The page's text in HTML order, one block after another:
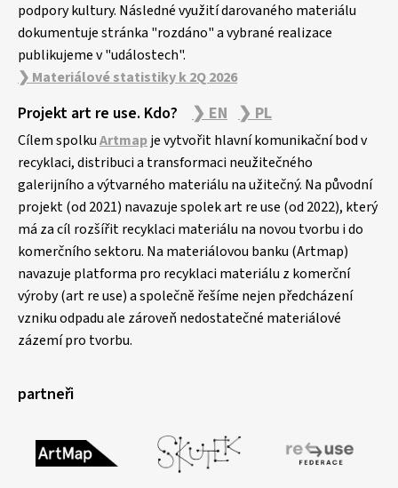
podpory kultury. Následné využití darovaného materiálu
dokumentuje stránka "rozdáno" a vybrané realizace
publikujeme v "událostech".
❯ Materiálové statistiky k 2Q 2026
Projekt art re use. Kdo? ❯ EN ❯ PL
Cílem spolkuArtmapje vytvořit hlavní komunikační bod v
recyklaci, distribuci a transformaci neužitečného
galerijního a výtvarného materiálu na užitečný. Na původní
projekt (od 2021) navazuje spolek art re use (od 2022), který
má za cíl rozšířit recyklaci materiálu na novou tvorbu i do
komerčního sektoru. Na materiálovou banku (Artmap)
navazuje platforma pro recyklaci materiálu z komerční
výroby (art re use) a společně řešíme nejen předcházení
vzniku odpadu ale zároveň nedostatečné materiálové
zázemí pro tvorbu.
partneři